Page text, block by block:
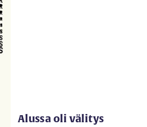
Alussa oli välitys